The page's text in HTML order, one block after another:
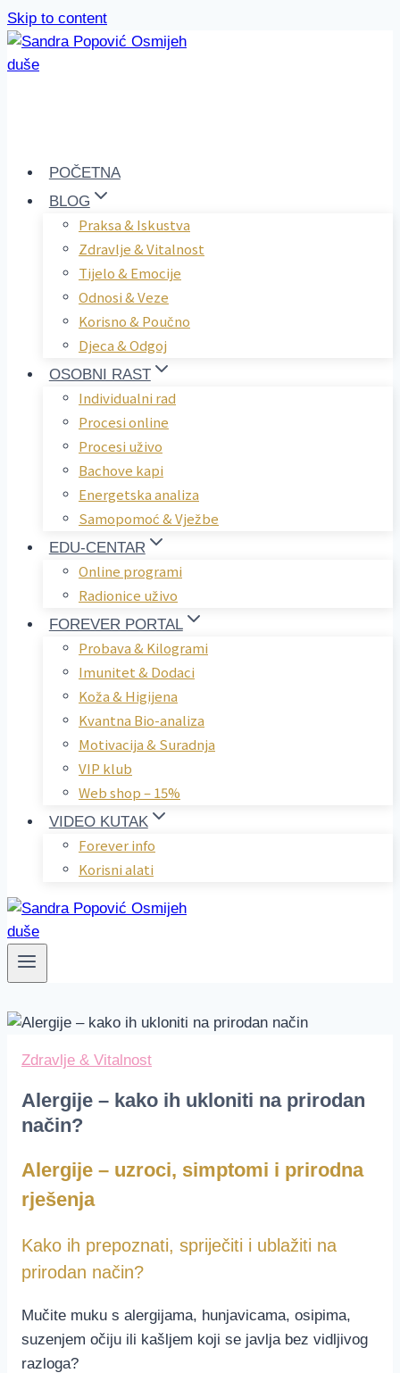
Skip to content
POČETNA
BLOG
Praksa & Iskustva
Zdravlje & Vitalnost
Tijelo & Emocije
Odnosi & Veze
Korisno & Poučno
Djeca & Odgoj
OSOBNI RAST
Individualni rad
Procesi online
Procesi uživo
Bachove kapi
Energetska analiza
Samopomoć & Vježbe
EDU-CENTAR
Online programi
Radionice uživo
FOREVER PORTAL
Probava & Kilogrami
Imunitet & Dodaci
Koža & Higijena
Kvantna Bio-analiza
Motivacija & Suradnja
VIP klub
Web shop – 15%
VIDEO KUTAK
Forever info
Korisni alati
Zdravlje & Vitalnost
Alergije – kako ih ukloniti na prirodan
način?
Alergije – uzroci, simptomi i prirodna
rješenja
Kako ih prepoznati, spriječiti i ublažiti na
prirodan način?
Mučite muku s alergijama, hunjavicama, osipima,
suzenjem očiju ili kašljem koji se javlja bez vidljivog
razloga?